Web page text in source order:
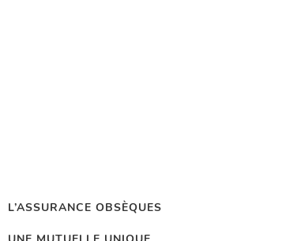
L’ASSURANCE OBSÈQUES